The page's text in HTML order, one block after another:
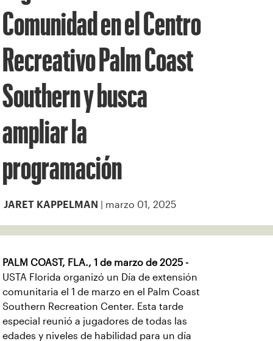
Comunidad en el Centro
Recreativo Palm Coast
Southern y busca
ampliar la
programación
JARET KAPPELMAN | marzo 01, 2025
PALM COAST, FLA., 1 de marzo de 2025 -
USTA Florida organizó un Día de extensión
comunitaria el 1 de marzo en el Palm Coast
Southern Recreation Center. Esta tarde
especial reunió a jugadores de todas las
edades y niveles de habilidad para un día